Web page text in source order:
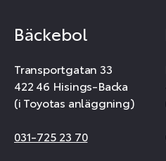
Bäckebol
Transportgatan 33
422 46 Hisings-Backa
(i Toyotas anläggning)
031-725 23 70